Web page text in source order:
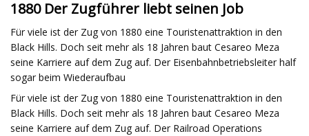
1880 Der Zugführer liebt seinen Job
Für viele ist der Zug von 1880 eine Touristenattraktion in den
Black Hills. Doch seit mehr als 18 Jahren baut Cesareo Meza
seine Karriere auf dem Zug auf. Der Eisenbahnbetriebsleiter half
sogar beim Wiederaufbau
Für viele ist der Zug von 1880 eine Touristenattraktion in den
Black Hills. Doch seit mehr als 18 Jahren baut Cesareo Meza
seine Karriere auf dem Zug auf. Der Railroad Operations